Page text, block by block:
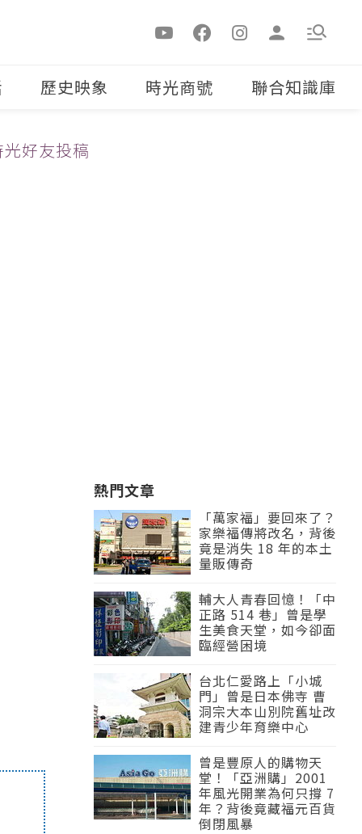
歷史映象 時光商號 聯合知識庫
光好友投稿
熱門文章
「萬家福」要回來了？
家樂福傳將改名，背後
竟是消失 18 年的本土
量販傳奇
輔大人青春回憶！「中
正路 514 巷」曾是學
生美食天堂，如今卻面
臨經營困境
台北仁愛路上「小城
門」曾是日本佛寺 曹
洞宗大本山別院舊址改
建青少年育樂中心
曾是豐原人的購物天
堂！「亞洲購」2001
年風光開業為何只撐 7
年？背後竟藏福元百貨
倒閉風暴